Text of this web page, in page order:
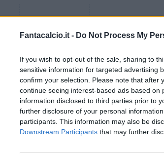
Fantacalcio.it - Do Not Process My
If you wish to opt-out of the sale, sharing to
sensitive information for targeted advertising
confirm your selection. Please note that after
continue seeing interest-based ads based
information disclosed to third parties prior to
further disclosure of your personal
participants. This information may also be
Downstream Participants that may further
Bonus Malus